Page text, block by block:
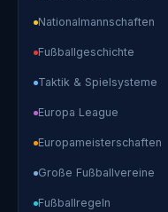
Nationalmannschaften
Fußballgeschichte
Taktik & Spielsysteme
Europa League
Europameisterschaften
Große Fußballvereine
Fußballregeln